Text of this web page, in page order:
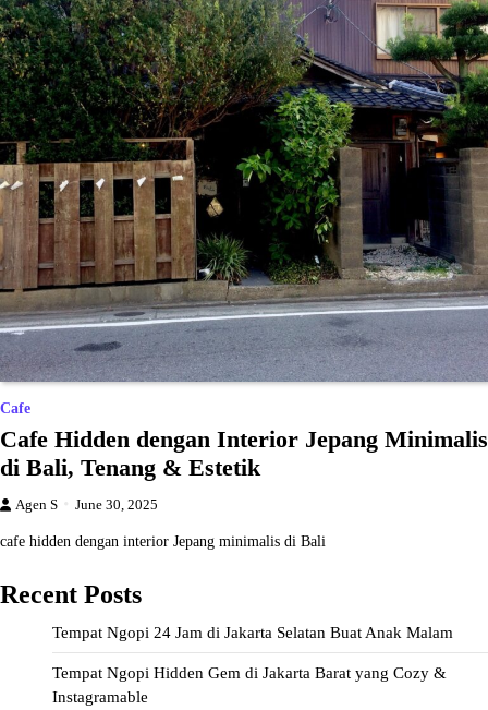
Cafe
Cafe Hidden dengan Interior Jepang Minimalis
di Bali, Tenang & Estetik
Agen S June 30, 2025
cafe hidden dengan interior Jepang minimalis di Bali
Recent Posts
Tempat Ngopi 24 Jam di Jakarta Selatan Buat Anak Malam
Tempat Ngopi Hidden Gem di Jakarta Barat yang Cozy &
Instagramable